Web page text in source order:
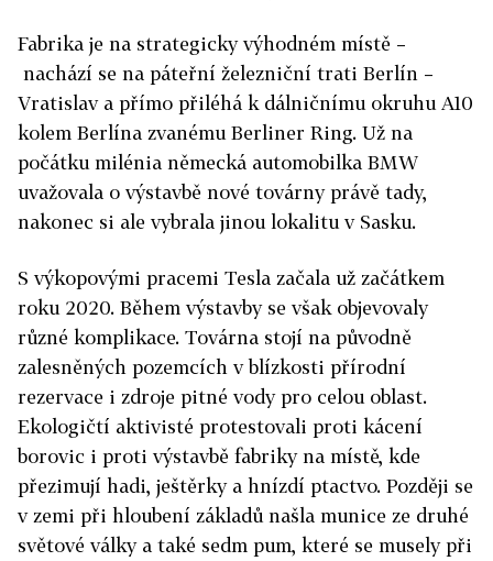
Fabrika je na strategicky výhodném místě –
nachází se na páteřní železniční trati Berlín –
Vratislav a přímo přiléhá k dálničnímu okruhu A10
kolem Berlína zvanému Berliner Ring. Už na
počátku milénia německá automobilka BMW
uvažovala o výstavbě nové továrny právě tady,
nakonec si ale vybrala jinou lokalitu v Sasku.
S výkopovými pracemi Tesla začala už začátkem
roku 2020. Během výstavby se však objevovaly
různé komplikace. Továrna stojí na původně
zalesněných pozemcích v blízkosti přírodní
rezervace i zdroje pitné vody pro celou oblast.
Ekologičtí aktivisté protestovali proti kácení
borovic i proti výstavbě fabriky na místě, kde
přezimují hadi, ještěrky a hnízdí ptactvo. Později se
v zemi při hloubení základů našla munice ze druhé
světové války a také sedm pum, které se musely při